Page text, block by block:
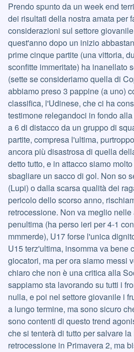
Prendo spunto da un week end
dei risultati della nostra amata per
considerazioni sul settore
quest'anno dopo un inizio
prime cinque partite (una vittoria,
sconfitte immeritate) ha inanellato
(sette se consideriamo quella di
abbiamo preso 3 pappine (a uno)
classifica, l'Udinese, che ci ha
testimone relegandoci in fondo
a 6 di distacco da un gruppo di
partite, compresa l'ultima,
ancora più disastrosa di quella
detto tutto, e in attacco siamo
sbagliare un sacco di gol. Non so
(Lupi) o dalla scarsa qualità dei
pericolo dello scorso anno,
retrocessione. Non va meglio
penultima (ha perso ieri per 4-1
mmmerde), U17 forse l'unica
U15 terz'ultima, insomma va bene
giocatori, ma per ora siamo messi
chiaro che non è una critica alla
sappiamo sta lavorando su tutti i
nulla, e poi nel settore giovanile i
a lungo termine, ma sono sicuro
sono contenti di questo trend
che si tenterà di tutto per salvare
retrocessione in Primavera 2, ma